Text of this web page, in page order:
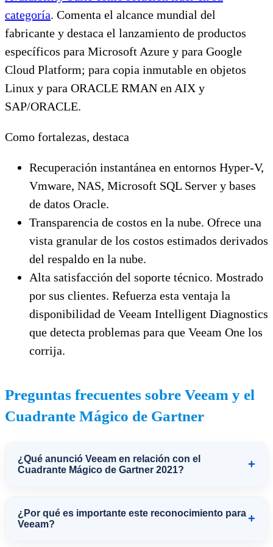
categoría. Comenta el alcance mundial del
fabricante y destaca el lanzamiento de productos
específicos para Microsoft Azure y para Google
Cloud Platform; para copia inmutable en objetos
Linux y para ORACLE RMAN en AIX y
SAP/ORACLE.
Como fortalezas, destaca
Recuperación instantánea en entornos Hyper-V,
Vmware, NAS, Microsoft SQL Server y bases
de datos Oracle.
Transparencia de costos en la nube. Ofrece una
vista granular de los costos estimados derivados
del respaldo en la nube.
Alta satisfacción del soporte técnico. Mostrado
por sus clientes. Refuerza esta ventaja la
disponibilidad de Veeam Intelligent Diagnostics
que detecta problemas para que Veeam One los
corrija.
Preguntas frecuentes sobre Veeam y el
Cuadrante Mágico de Gartner
¿Qué anunció Veeam en relación con el
Cuadrante Mágico de Gartner 2021?
+
Veeam anunció su reconocimiento como
líder en el Cuadrante Mágico de Gartner
¿Por qué es importante este reconocimiento para
Veeam?
+